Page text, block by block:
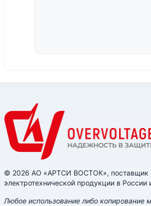
© 2026 АО «АРТСИ ВОСТОК», поставщик
электротехнической продукции в России
Любое использование либо копирование